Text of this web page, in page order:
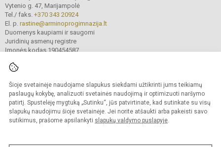
Šioje svetainėje naudojame slapukus siekdami užtikrinti jums teikiamų
paslaugų kokybę, analizuoti svetainės naudojimą ir optimizuoti naršymo
patirtį. Spustelėję mygtuką „Sutinku“, jūs patvirtinate, kad sutinkate su visų
slapukų naudojimu šioje svetainėje. Jei norite atšaukti arba pakeisti savo
sutikimus, prašome apsilankyti slapukų valdymo puslapyje.
Vytenio g. 47, Marijampolė
Tel./ faks. +370 343 20924
El. p. rastine@arminoprogimnazija.lt
Duomenys kaupiami ir saugomi
Juridinių asmenų registre
Įmonės kodas 190454587
© 2026. Marijampolės Petro Armino progimnazija. Visos teisės saugomos.
Kopijuoti turinį be raštiško įstaigos administracijos sutikimo griežtai draudžiama.
Prieinamumo paraiška Slapukų valdymas
Sumanus būdas atnaujinti